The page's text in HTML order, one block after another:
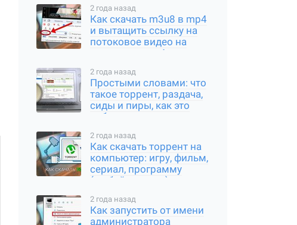
2 года назад
Как скачать m3u8 в mp4
и вытащить ссылку на
потоковое видео на
компьютере и Андроид
2 года назад
Простыми словами: что
такое торрент, раздача,
сиды и пиры, как это
работает
2 года назад
Как скачать торрент на
компьютер: игру, фильм,
сериал, программу
(любой контент)
2 года назад
Как запустить от имени
администратора